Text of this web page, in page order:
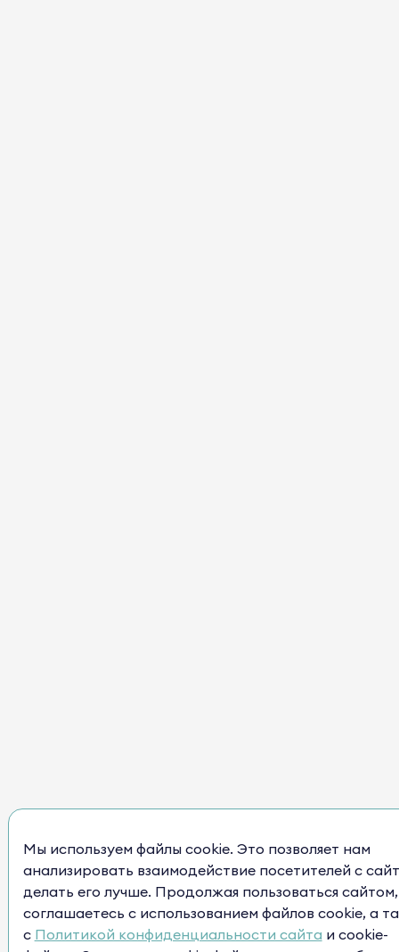
Мы используем файлы cookie. Это позволяет нам
анализировать взаимодействие посетителей с
делать его лучше. Продолжая пользоваться
соглашаетесь с использованием файлов cookie, а
с Политикой конфиденциальности сайта и cookie-